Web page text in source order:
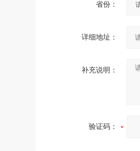
省份：
详细地址：
补充说明：
验证码：